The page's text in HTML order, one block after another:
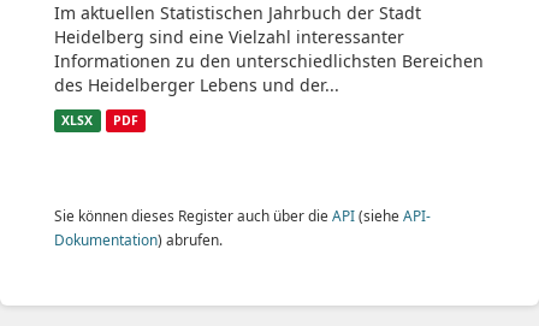
Im aktuellen Statistischen Jahrbuch der Stadt
Heidelberg sind eine Vielzahl interessanter
Informationen zu den unterschiedlichsten Bereichen
des Heidelberger Lebens und der...
XLSX PDF
Sie können dieses Register auch über die API(siehe API-
Dokumentation) abrufen.